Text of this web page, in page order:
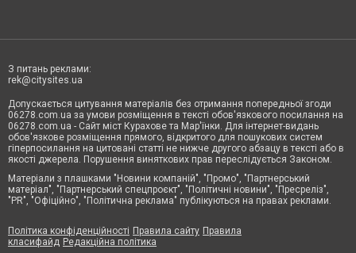
З питань реклами:
rek@citysites.ua
Допускається цитування матеріалів без отримання попередньої згоди
06278.com.ua за умови розміщення в тексті обов'язкового посилання на
06278.com.ua - Сайт міст Курахове та Мар'їнки. Для інтернет-видань
обов'язкове розміщення прямого, відкритого для пошукових систем
гіперпосилання на цитовані статті не нижче другого абзацу в тексті або в
якості джерела. Порушення виняткових прав переслідується Законом.
Матеріали з плашками "Новини компаній", "Промо", "Партнерський
матеріал", "Партнерський спецпроєкт", "Політичні новини", "Пресреліз",
"PR", "Офіційно", "Політична реклама" публікуються на правах реклами.
Політика конфіденційності Правила сайту Правила
класифайд Редакційна політика